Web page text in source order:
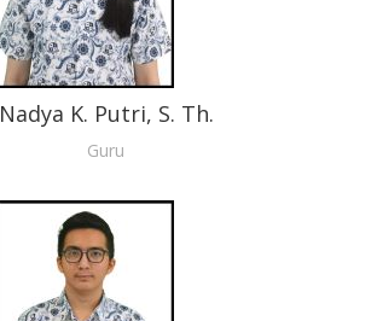
Nadya K. Putri, S. Th.
Guru